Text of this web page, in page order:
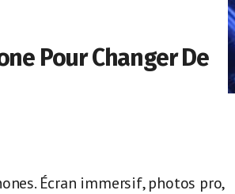
Pour Changer De
Écran immersif, photos pro,